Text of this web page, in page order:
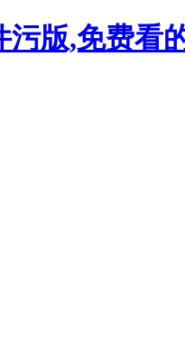
版,免费看